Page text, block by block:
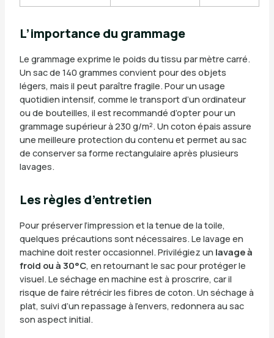
L’importance du grammage
Le grammage exprime le poids du tissu par mètre carré.
Un sac de 140 grammes convient pour des objets
légers, mais il peut paraître fragile. Pour un usage
quotidien intensif, comme le transport d’un ordinateur
ou de bouteilles, il est recommandé d’opter pour un
grammage supérieur à 230 g/m². Un coton épais assure
une meilleure protection du contenu et permet au sac
de conserver sa forme rectangulaire après plusieurs
lavages.
Les règles d’entretien
Pour préserver l’impression et la tenue de la toile,
quelques précautions sont nécessaires. Le lavage en
machine doit rester occasionnel. Privilégiez un lavage à
froid ou à 30°C, en retournant le sac pour protéger le
visuel. Le séchage en machine est à proscrire, car il
risque de faire rétrécir les fibres de coton. Un séchage à
plat, suivi d’un repassage à l’envers, redonnera au sac
son aspect initial.